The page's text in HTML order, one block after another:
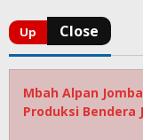
Mbah Alpan
Produksi Bendera